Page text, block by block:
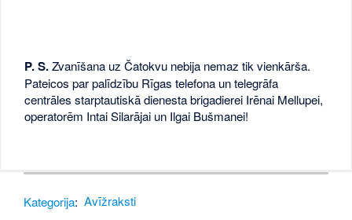
P. S.Zvanīšana uz Čatokvu nebija nemaz tik vienkārša.
Pateicos par palīdzību Rīgas telefona un telegrāfa
centrāles starptautiskā dienesta brigadierei Irēnai Mellupei,
operatorēm Intai Silarājai un Ilgai Bušmanei!
Kategorija: Avīžraksti